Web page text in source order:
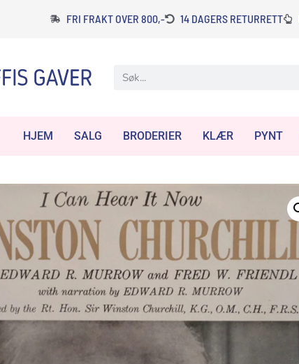
FRI FRAKT OVER 800,- 14 DAGERS RETURRETT
HJEM SALG BRODERIER KLÆR PYNT